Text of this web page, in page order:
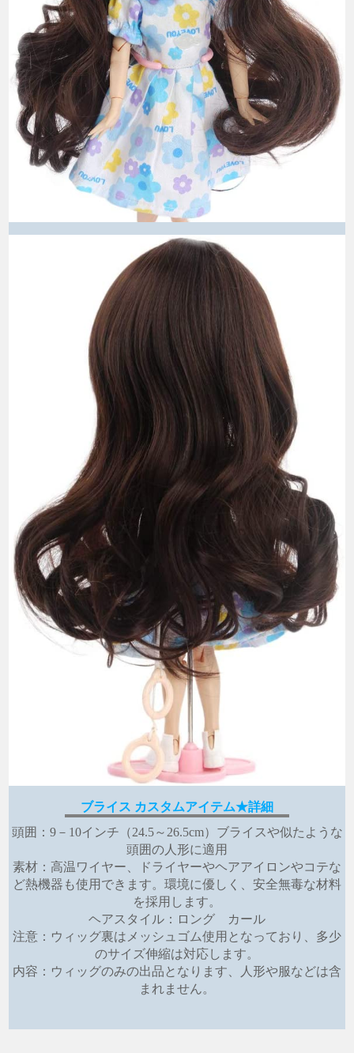
ブライス カスタムアイテム★詳細
頭囲：9－10インチ（24.5～26.5cm）ブライスや似たような
頭囲の人形に適用
素材：高温ワイヤー、ドライヤーやヘアアイロンやコテな
ど熱機器も使用できます。環境に優しく、安全無毒な材料
を採用します。
ヘアスタイル：ロング カール
注意：ウィッグ裏はメッシュゴム使用となっており、多少
のサイズ伸縮は対応します。
内容：ウィッグのみの出品となります、人形や服などは含
まれません。